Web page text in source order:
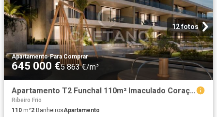
12 fotos
Apartamento·Para Comprar
645 000 €5 863 €/m²
Apartamento T2 Funchal 110m² Imaculado Coração De Maria
Ribeiro Frio
110 m²2 BanheirosApartamento